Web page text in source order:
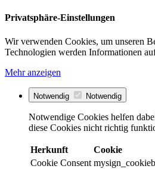
Privatsphäre-Einstellungen
Wir verwenden Cookies, um unseren
Technologien werden Informationen
Mehr anzeigen
Notwendig Notwendig
Notwendige Cookies helfen
diese Cookies nicht richtig
Herkunft Cookie
Cookie Consent